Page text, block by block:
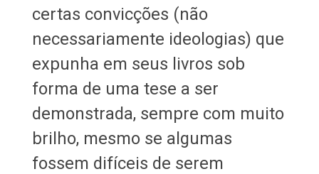
certas convicções (não
necessariamente ideologias) que
expunha em seus livros sob
forma de uma tese a ser
demonstrada, sempre com muito
brilho, mesmo se algumas
fossem difíceis de serem